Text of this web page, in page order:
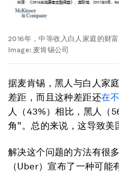
2016年，中等收入白人家庭的财
Image: 麦肯锡公司
据麦肯锡，黑人与白人家
差距，而且这种差距还在
人（43%）相比，黑人（
角”。总的来说，这导致美
解决这个问题的方法有很
（Uber）宣布了一种可